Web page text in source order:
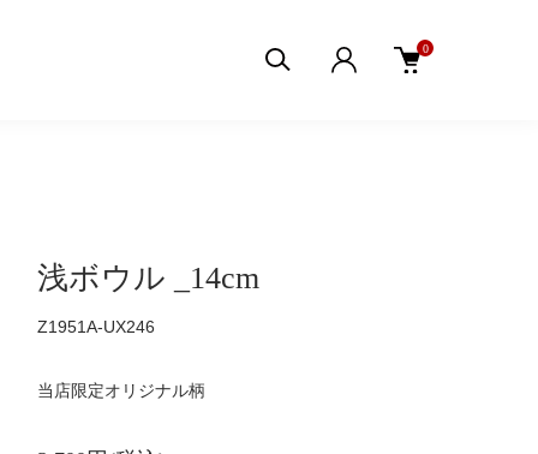
0
浅ボウル _14cm
Z1951A-UX246
当店限定オリジナル柄